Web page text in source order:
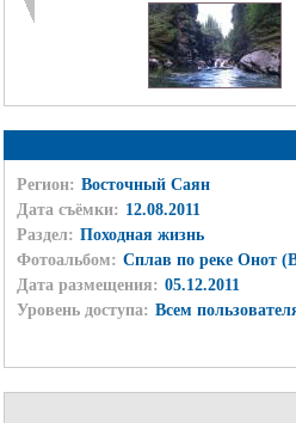
Регион: Восточный Саян
Дата съёмки: 12.08.2011
Раздел: Походная жизнь
Фотоальбом: Сплав по реке Онот
Дата размещения: 05.12.2011
Уровень доступа: Всем